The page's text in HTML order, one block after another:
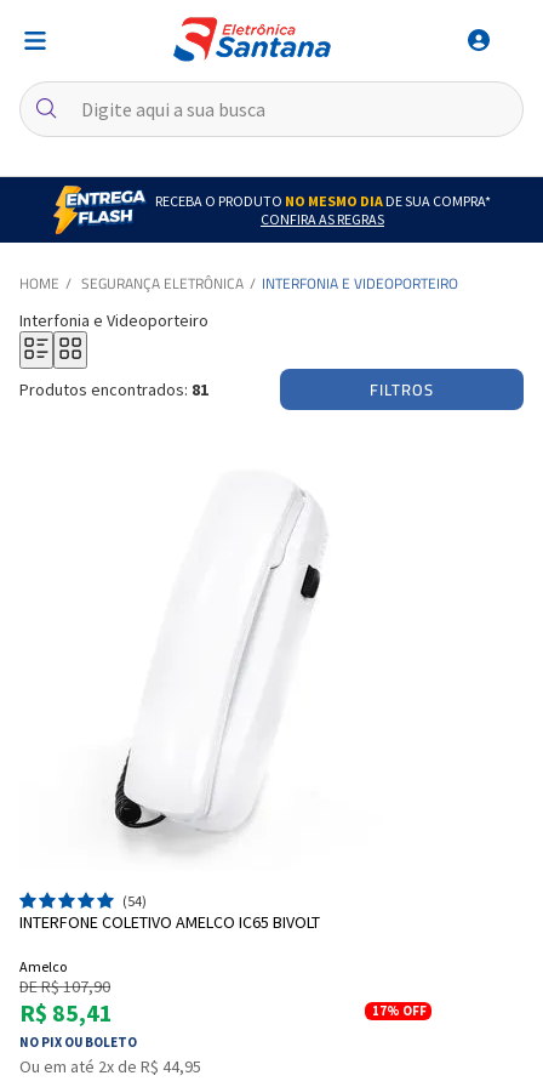
RECEBA O PRODUTO NO MESMO DIADE SUA COMPRA*
CONFIRA AS REGRAS
SEGURANÇA ELETRÔNICA INTERFONIA E VIDEOPORTEIRO
Interfonia e Videoporteiro
Produtos encontrados: 81 FILTROS
(54)
INTERFONE COLETIVO AMELCO IC65 BIVOLT
Amelco
DE R$ 107,90
R$ 85,41
NO PIX OU BOLETO
17% OFF
Ou em até 2x de R$ 44,95